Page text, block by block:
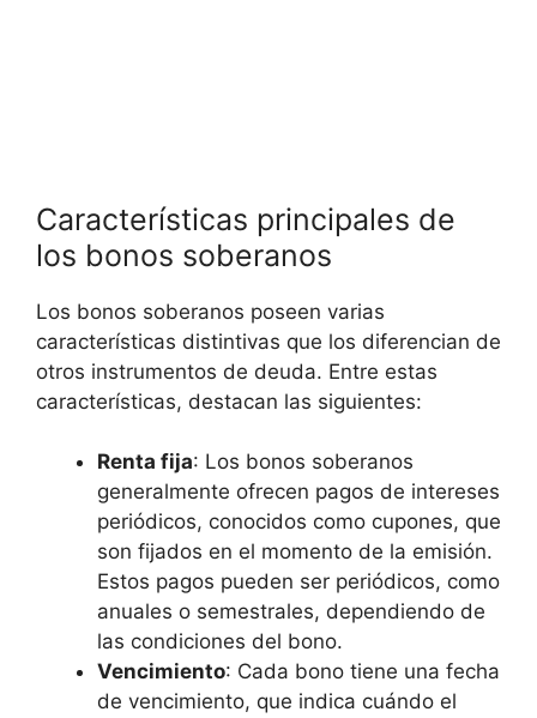
Características ​principales de
los bonos soberanos
Los bonos soberanos poseen ‌varias
características distintivas que los diferencian‌ de
otros instrumentos de deuda. Entre ‌estas
‌características, destacan ⁢las siguientes:
Renta fija: Los‍ bonos soberanos
generalmente ofrecen pagos⁢ de intereses
periódicos, ⁣conocidos como cupones, que
son fijados en el momento de⁣ la⁣ emisión.
Estos ⁢pagos pueden ser‍ periódicos, como
anuales o semestrales,⁣ dependiendo de
las condiciones del‌ bono.
Vencimiento: Cada bono tiene una fecha
⁣de vencimiento, que indica cuándo el ​